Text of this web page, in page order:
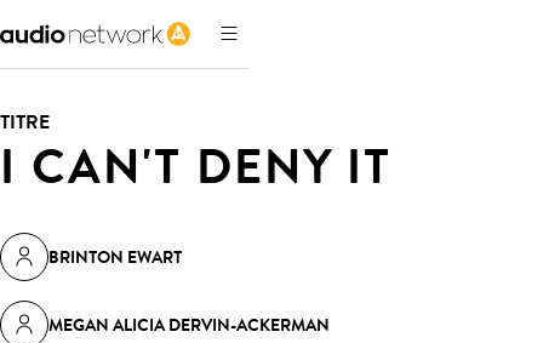
TITRE
I CAN'T DENY IT
BRINTON EWART
MEGAN ALICIA DERVIN-ACKERMAN